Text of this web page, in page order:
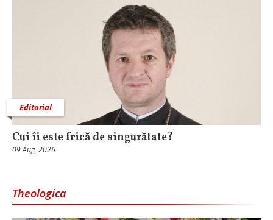
Editorial
Cui îi este frică de singurătate?
09 Aug, 2026
Theologica